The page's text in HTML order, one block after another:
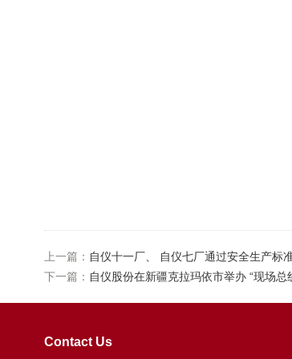
上一篇： 自仪十一厂、 自仪七厂通过安全生产标
下一篇： 自仪股份在新疆克拉玛依市举办 “现场
Contact Us